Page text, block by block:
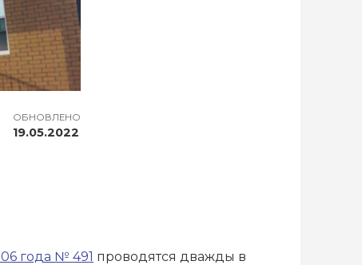
ОБНОВЛЕНО
19.05.2022
года № 491 проводятся дважды в